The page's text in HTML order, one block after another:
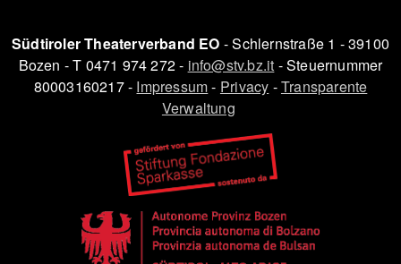
Südtiroler Theaterverband EO - Schlernstraße 1 - 39100
Bozen - T 0471 974 272 - info@stv.bz.it - Steuernummer
80003160217 - Impressum- Privacy -Transparente
Verwaltung